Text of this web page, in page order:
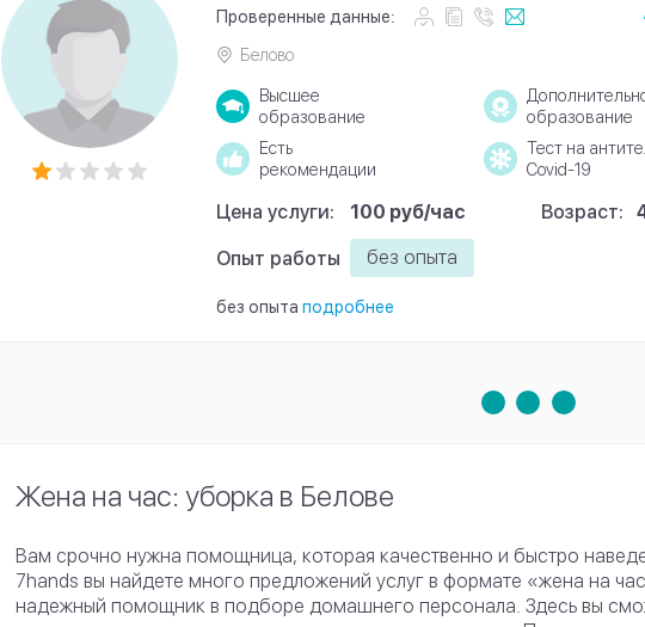
Проверенные данные:
Белово
Высшее
образование
образование
Есть
рекомендации
Тест на
Covid-19
Цена услуги: 100 руб/час Возраст:
Опыт работы без опыта
без опыта подробнее
Жена на час: уборка в Белове
Вам срочно нужна помощница, которая качественно и быстро
7hands вы найдете много предложений услуг в формате «жена на
надежный помощник в подборе домашнего персонала. Здесь вы